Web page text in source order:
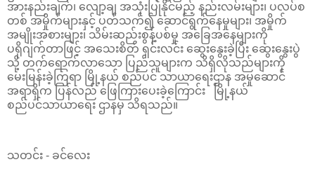
အားနည်းချက်၊ လျော့ချ အသုံးပြုနိုင်မည့် နည်းလမ်းများ၊ ပလပ်စ
တစ် အမှိုက်များနှင့် ပတ်သက်၍ ဆောင်ရွက်နေမှုများ၊ အမှိုက်
အမျိုးအစားများ၊ သိမ်းဆည်းစွန့်ပစ်မှု အခြေအနေများကို
ပရိုဂျက်တာဖြင့် အသေးစိတ် ရှင်းလင်း ဆွေးနွေးခဲ့ပြီး ဆွေးနွေးပွဲ
သို့ တက်ရောက်လာသော ပြည်သူများက သိရှိလိုသည်များကို
မေးမြန်းခဲ့ကြရာ မြို့နယ် စည်ပင် သာယာရေးဌာန အမှုဆောင်
အရာရှိက ပြန်လည် ဖြေကြားပေးခဲ့ကြောင်း မြို့နယ်
စည်ပင်သာယာရေး ဌာနမှ သိရသည်။
သတင်း - ခင်လေး